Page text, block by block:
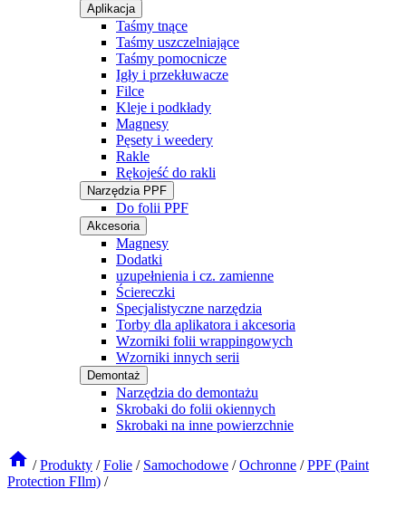
Aplikacja
Taśmy tnące
Taśmy uszczelniające
Taśmy pomocnicze
Igły i przekłuwacze
Filce
Kleje i podkłady
Magnesy
Pęsety i weedery
Rakle
Rękojeść do rakli
Narzędzia PPF
Do folii PPF
Akcesoria
Magnesy
Dodatki
uzupełnienia i cz. zamienne
Ściereczki
Specjalistyczne narzędzia
Torby dla aplikatora i akcesoria
Wzorniki folii wrappingowych
Wzorniki innych serii
Demontaż
Narzędzia do demontażu
Skrobaki do folii okiennych
Skrobaki na inne powierzchnie
/ Produkty / Folie / Samochodowe / Ochronne / PPF (Paint
Protection FIlm) /